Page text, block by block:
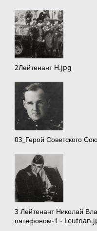
2Лейтенант Н.jpg
03_Герой Советского
3 Лейтенант Николай
патефоном-1 -